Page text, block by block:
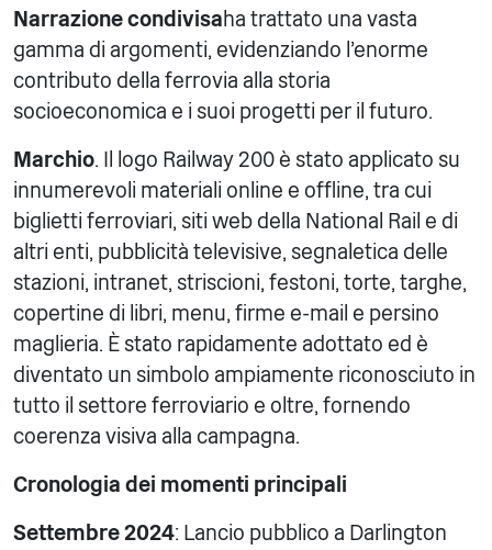
Narrazione condivisaha trattato una vasta
gamma di argomenti, evidenziando l'enorme
contributo della ferrovia alla storia
socioeconomica e i suoi progetti per il futuro.
Marchio. Il logo Railway 200 è stato applicato su
innumerevoli materiali online e offline, tra cui
biglietti ferroviari, siti web della National Rail e di
altri enti, pubblicità televisive, segnaletica delle
stazioni, intranet, striscioni, festoni, torte, targhe,
copertine di libri, menu, firme e-mail e persino
maglieria. È stato rapidamente adottato ed è
diventato un simbolo ampiamente riconosciuto in
tutto il settore ferroviario e oltre, fornendo
coerenza visiva alla campagna.
Cronologia dei momenti principali
Settembre 2024: Lancio pubblico a Darlington